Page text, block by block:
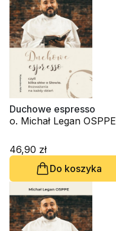
Duchowe espresso
o. Michał Legan OSPPE
46,90 zł
Do koszyka